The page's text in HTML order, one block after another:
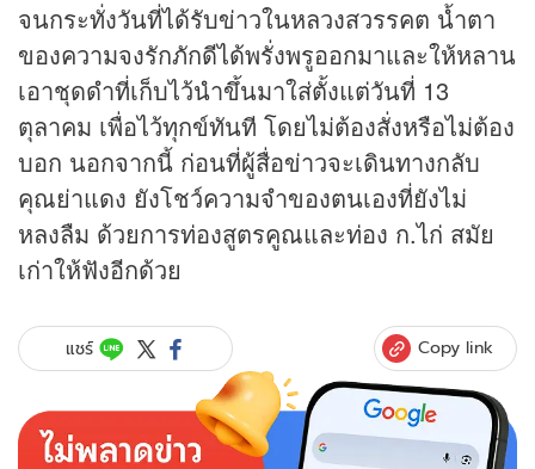
จนกระทั่งวันที่ได้รับข่าวในหลวงสวรรคต น้ำตา
ของความจงรักภักดีได้พรั่งพรูออกมาและให้หลาน
เอาชุดดำที่เก็บไว้นำขึ้นมาใส่ตั้งแต่วันที่ 13
ตุลาคม เพื่อไว้ทุกข์ทันที โดยไม่ต้องสั่งหรือไม่ต้อง
บอก นอกจากนี้ ก่อนที่ผู้สื่อข่าวจะเดินทางกลับ
คุณย่าแดง ยังโชว์ความจำของตนเองที่ยังไม่
หลงลืม ด้วยการท่องสูตรคูณและท่อง ก.ไก่ สมัย
เก่าให้ฟังอีกด้วย
แชร์ Copy link